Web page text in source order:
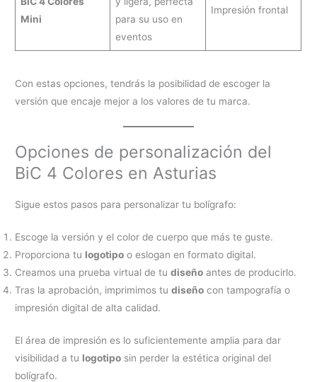
Mini
para su uso en
eventos
Impresión frontal
Con estas opciones, tendrás la posibilidad de escoger la
versión que encaje mejor a los valores de tu marca.
Opciones de personalización del
BiC 4 Colores en Asturias
Sigue estos pasos para personalizar tu bolígrafo:
Escoge la versión y el color de cuerpo que más te guste.
Proporciona tu logotipo o eslogan en formato digital.
Creamos una prueba virtual de tudiseño antes de producirlo.
Tras la aprobación, imprimimos tudiseño con tampografía o
impresión digital de alta calidad.
El área de impresión es lo suficientemente amplia para dar
visibilidad a tu logotipo sin perder la estética original del
bolígrafo.